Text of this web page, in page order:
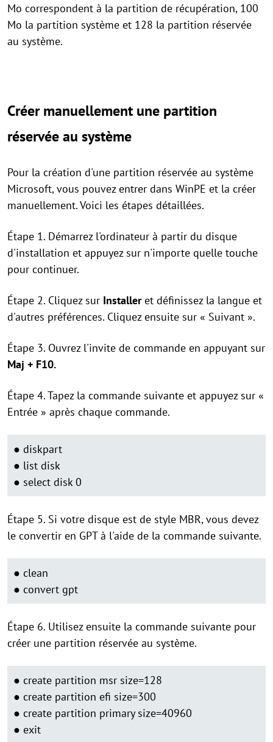
Mo correspondent à la partition de récupération, 100
Mo la partition système et 128 la partition réservée
au système.
Créer manuellement une partition
réservée au système
Pour la création d'une partition réservée au système
Microsoft, vous pouvez entrer dans WinPE et la créer
manuellement. Voici les étapes détaillées.
Étape 1. Démarrez l'ordinateur à partir du disque
d'installation et appuyez sur n'importe quelle touche
pour continuer.
Étape 2. Cliquez sur Installeret définissez la langue et
d'autres préférences. Cliquez ensuite sur « Suivant ».
Étape 3. Ouvrez l'invite de commande en appuyant sur
Maj + F10.
Étape 4. Tapez la commande suivante et appuyez sur «
Entrée » après chaque commande.
● diskpart
● list disk
● select disk 0
Étape 5. Si votre disque est de style MBR, vous devez
le convertir en GPT à l'aide de la commande suivante.
● clean
● convert gpt
Étape 6. Utilisez ensuite la commande suivante pour
créer une partition réservée au système.
● create partition msr size=128
● create partition efi size=300
● create partition primary size=40960
● exit